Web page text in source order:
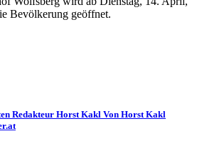
Bevölkerung geöffnet.
Von Horst Kakl